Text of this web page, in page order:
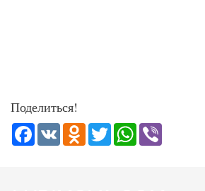
Поделиться!
Facebook
VK Odnoklassniki
TwitterWhatsApp